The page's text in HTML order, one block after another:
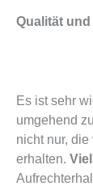
Qualität
Es ist sehr
umgehend
nicht nur,
erhalten.